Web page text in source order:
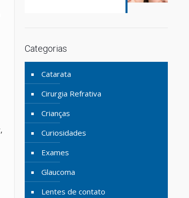
Categorias
Catarata
Cirurgia Refrativa
Crianças
Curiosidades
Exames
Glaucoma
Lentes de contato